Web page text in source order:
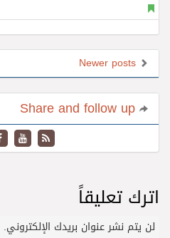
اترك تعليقاً
لن يتم نشر عنوان بريدك الإلكتروني.